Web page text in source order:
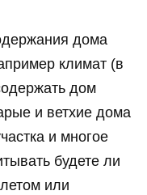
дома
климат (в
дом
и ветхие дома
и многое
будете ли
или